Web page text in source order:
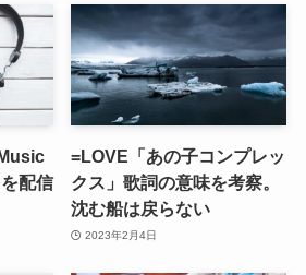
配信
=LOVE「あの子コンプレッ
クス」歌詞の意味を考察。
沈む船は戻らない
2023年2月4日